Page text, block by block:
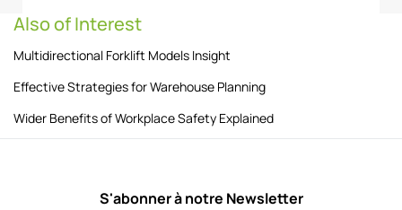
Also of Interest
Multidirectional Forklift Models Insight
Effective Strategies for Warehouse Planning
Wider Benefits of Workplace Safety Explained
S'abonner à notre Newsletter